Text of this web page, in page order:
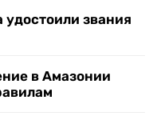
звания
в Амазонии